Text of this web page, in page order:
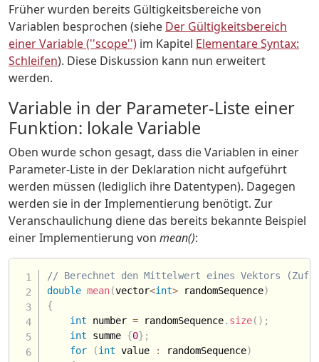
Früher wurden bereits Gültigkeitsbereiche von
Variablen besprochen (siehe Der Gültigkeitsbereich
einer Variable (''scope'') im Kapitel Elementare Syntax:
Schleifen). Diese Diskussion kann nun erweitert
werden.
Variable in der Parameter-Liste einer
Funktion: lokale Variable
Oben wurde schon gesagt, dass die Variablen in einer
Parameter-Liste in der Deklaration nicht aufgeführt
werden müssen (lediglich ihre Datentypen). Dagegen
werden sie in der Implementierung benötigt. Zur
Veranschaulichung diene das bereits bekannte Beispiel
einer Implementierung von mean():
// Berechnet den Mittelwert eines Vektors
double mean(vector<int> randomSequence)
{
int number = randomSequence. size( ) ;
int summe {0} ;
for
(int value : randomSequence)